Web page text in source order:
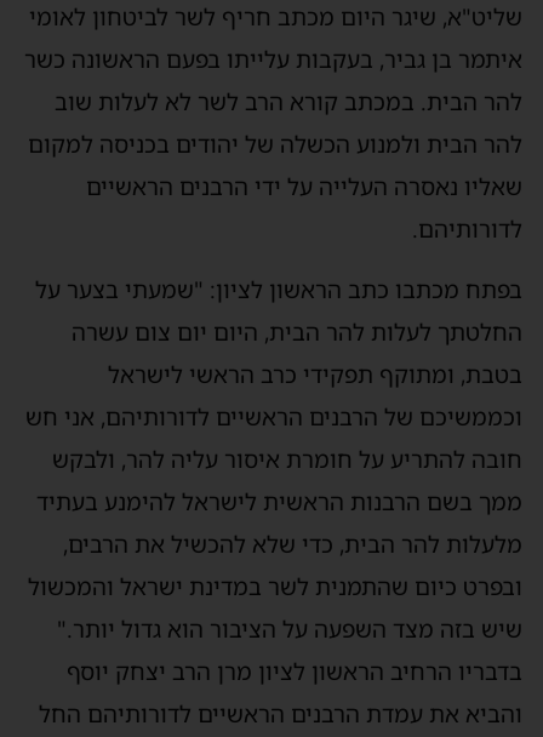
שליט"א, שיגר היום מכתב חריף לשר לביטחון לאומי
איתמר בן גביר, בעקבות עלייתו בפעם הראשונה כשר
להר הבית. במכתב קורא הרב לשר לא לעלות שוב
להר הבית ולמנוע הכשלה של יהודים בכניסה למקום
שאליו נאסרה העלייה על ידי הרבנים הראשיים
לדורותיהם.
בפתח מכתבו כתב הראשון לציון: "שמעתי בצער על
החלטתך לעלות להר הבית, היום יום צום עשרה
בטבת, ומתוקף תפקידי כרב הראשי לישראל
וכממשיכם של הרבנים הראשיים לדורותיהם, אני חש
חובה להתריע על חומרת איסור עליה להר, ולבקש
ממך בשם הרבנות הראשית לישראל להימנע בעתיד
מלעלות להר הבית, כדי שלא להכשיל את הרבים,
ובפרט כיום שהתמנית לשר במדינת ישראל והמכשול
שיש בזה מצד השפעה על הציבור הוא גדול יותר."
בדבריו הרחיב הראשון לציון מרן הרב יצחק יוסף
והביא את עמדת הרבנים הראשיים לדורותיהם החל